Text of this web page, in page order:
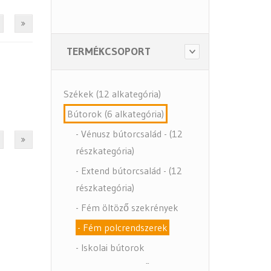
TERMÉKCSOPORT
Székek (12 alkategória)
Bútorok (6 alkategória)
- Vénusz bútorcsalád - (12
részkategória)
- Extend bútorcsalád - (12
részkategória)
- Fém öltöző szekrények
- Fém polcrendszerek
- Iskolai bútorok
- Bútor Kiegészítők